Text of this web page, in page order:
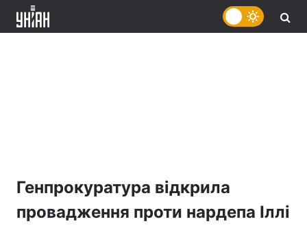
Генпрокуратура відкрила
провадження проти нардепа Іллі